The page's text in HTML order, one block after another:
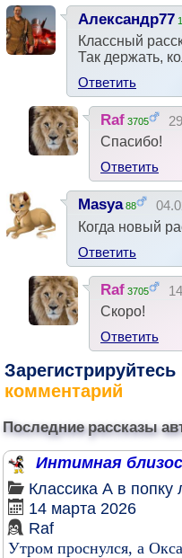
Александр77
Классный
Так держать,
Ответить
Raf 3705
Спасибо!
Ответить
Masya 88
Когда новый
Ответить
Raf 3705
Скоро!
Ответить
Зарегистрируйтесь
комментарий
Последние рассказы
Интимная
Классика А в попку
14 марта 2026
Raf
Утром проснулся, а